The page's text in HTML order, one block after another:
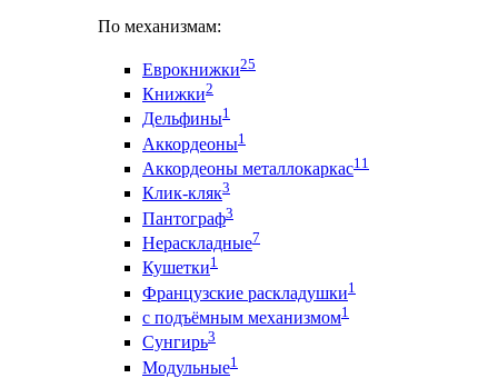
По механизмам:
Еврокнижки25
Книжки2
Дельфины1
Аккордеоны1
Аккордеоны металлокаркас11
Клик-кляк3
Пантограф3
Нераскладные7
Кушетки1
Французские раскладушки1
с подъёмным механизмом1
Сунгирь3
Модульные1